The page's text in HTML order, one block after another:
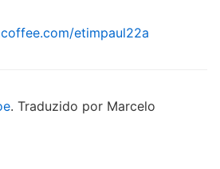
etimpaul22a
. Traduzido por Marcelo